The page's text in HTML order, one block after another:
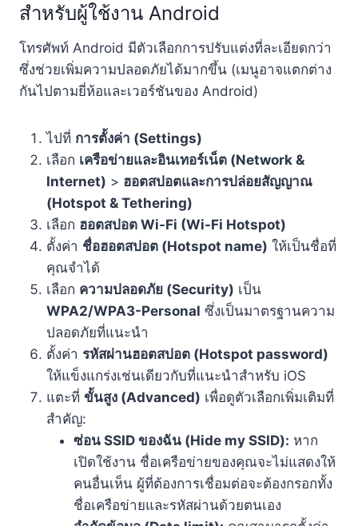
สำหรับผู้ใช้งาน Android
โทรศัพท์ Android มีตัวเลือกการปรับแต่งที่ละเอียดกว่า
ซึ่งช่วยเพิ่มความปลอดภัยได้มากขึ้น (เมนูอาจแตกต่าง
กันไปตามยี่ห้อและเวอร์ชันของ Android)
ไปที่ การตั้งค่า (Settings)
เลือก เครือข่ายและอินเทอร์เน็ต (Network &
Internet) > ฮอตสปอตและการปล่อยสัญญาณ
(Hotspot & Tethering)
เลือก ฮอตสปอต Wi-Fi (Wi-Fi Hotspot)
ตั้งค่า ชื่อฮอตสปอต (Hotspot name) ให้เป็นชื่อที่
คุณจำได้
เลือก ความปลอดภัย (Security) เป็น
WPA2/WPA3-Personal ซึ่งเป็นมาตรฐานความ
ปลอดภัยที่แนะนำ
ตั้งค่า รหัสผ่านฮอตสปอต (Hotspot password)
ให้แข็งแกร่งเช่นเดียวกับที่แนะนำสำหรับ iOS
แตะที่ ขั้นสูง (Advanced) เพื่อดูตัวเลือกเพิ่มเติมที่
สำคัญ:
ซ่อน SSID ของฉัน (Hide my SSID): หาก
เปิดใช้งาน ชื่อเครือข่ายของคุณจะไม่แสดงให้
คนอื่นเห็น ผู้ที่ต้องการเชื่อมต่อจะต้องกรอกทั้ง
ชื่อเครือข่ายและรหัสผ่านด้วยตนเอง